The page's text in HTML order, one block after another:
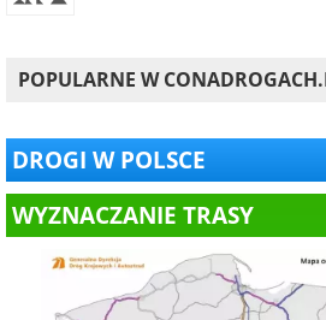
POPULARNE W
DROGI W POLSCE
WYZNACZANIE TRASY